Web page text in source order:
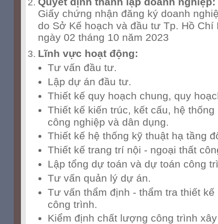
Giấy chứng nhận đăng ký doanh
do Sở Kế hoạch và đầu tư Tp. Hồ Chí
ngày 02 tháng 10 năm 2023
Lĩnh vực hoạt động:
Tư vấn đầu tư.
Lập dự án đầu tư.
Thiết kế quy hoạch chung, quy
Thiết kế kiến trúc, kết cấu, hệ
công nghiệp và dân dụng.
Thiết kế hệ thống kỹ thuật hạ tầng
Thiết kế trang trí nội - ngoại thất
Lập tổng dự toán và dự toán công
Tư vấn quản lý dự án.
Tư vấn thẩm định - thẩm tra thiết
công trình.
Kiểm định chất lượng công trình